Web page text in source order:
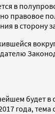
в
правовое
в сторону
будет в
года, тема